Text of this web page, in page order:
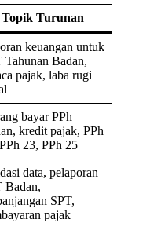
Topik Turunan
keuangan untuk
Tahunan Badan,
pajak, laba rugi
bayar PPh
kredit pajak, PPh
23, PPh 25
data, pelaporan
Badan,
SPT,
pajak